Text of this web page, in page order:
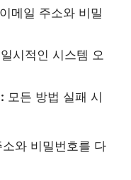
메일 주소와 비밀
일시적인 시스템 오
모든 방법 실패 시
와 비밀번호를 다